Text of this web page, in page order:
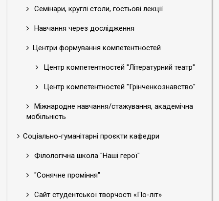
Семінари, круглі столи, гостьові лекції
Навчання через дослідження
Центри формування компетентностей
Центр компетентностей "Літературний театр"
Центр компетентностей "Грінченкознавство"
Міжнародне навчання/стажування, академічна
мобільність
Соціально-гуманітарні проєкти кафедри
Філологічна школа "Наші герої"
"Сонячне проміння"
Сайт студентської творчості «По-літ»
Науковий консультант: Єременко Олена Володимирівна,
Національного агентства забезпечення якості вищої
компаративістики і грінченкознавства Факультету
університету імені Бориса Грінченка
Рік вступу: 2019.
Тема наукового дослідження: «Художні моделі
ранньомодерністської прози».
Науковий консультант: Гальчук Оксана Василівна, доктор
Факультету української філології, культури і мистецтва